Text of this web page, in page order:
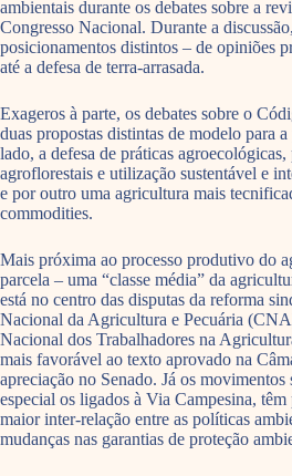
ambientais durante os debates sobre a
Congresso Nacional. Durante a
posicionamentos distintos – de opiniões
até a defesa de terra-arrasada.
Exageros à parte, os debates sobre o
duas propostas distintas de modelo para
lado, a defesa de práticas
agroflorestais e utilização sustentável e
e por outro uma agricultura mais
commodities.
Mais próxima ao processo produtivo do
parcela – uma “classe média” da
está no centro das disputas da reforma
Nacional da Agricultura e Pecuária
Nacional dos Trabalhadores na
mais favorável ao texto aprovado na
apreciação no Senado. Já os
especial os ligados à Via Campesina, têm
maior inter-relação entre as políticas
mudanças nas garantias de proteção